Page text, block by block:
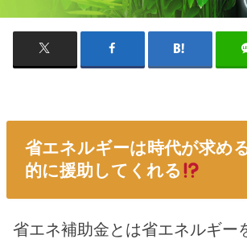
省エネルギーは時代が求め
的に援助してくれる
省エネ補助金とは省エネルギー